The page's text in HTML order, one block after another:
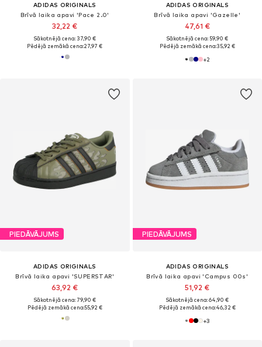
ADIDAS ORIGINALS
Brīvā laika apavi 'Pace 2.0'
32,22 €
Sākotnējā cena: 37,90 €
Pēdējā zemākā cena:27,97 €
ADIDAS ORIGINALS
Brīvā laika apavi 'Gazelle'
47,61 €
Sākotnējā cena: 59,90 €
Pēdējā zemākā cena:35,92 €
+2
PIEDĀVĀJUMS
ADIDAS ORIGINALS
Brīvā laika apavi 'SUPERSTAR'
63,92 €
Sākotnējā cena: 79,90 €
Pēdējā zemākā cena:55,92 €
PIEDĀVĀJUMS
ADIDAS ORIGINALS
Brīvā laika apavi 'Campus 00s'
51,92 €
Sākotnējā cena: 64,90 €
Pēdējā zemākā cena:46,32 €
+3